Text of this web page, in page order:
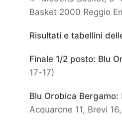
Basket 2000 Reggio
Risultati e tabellini
Finale 1/2 posto: Blu
17-17)
Blu Orobica Bergamo:
Acquarone 11, Brevi